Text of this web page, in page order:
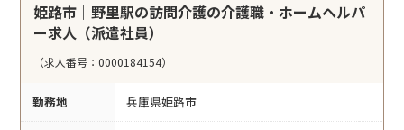
姫路市｜野里駅の訪問介護の介護職・ホームヘルパ
ー求人（派遣社員）
（求人番号：0000184154）
勤務地 兵庫県姫路市